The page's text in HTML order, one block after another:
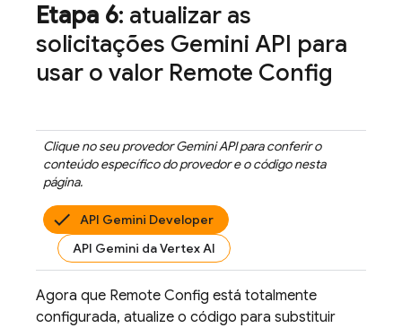
Etapa 6: atualizar as
solicitações Gemini API para
usar o valor Remote Config
Clique no seu provedorGemini APIpara conferir o
conteúdo específico do provedor e o código nesta
página.
API Gemini Developer
API Gemini da Vertex AI
Agora que Remote Config está totalmente
configurada, atualize o código para substituir